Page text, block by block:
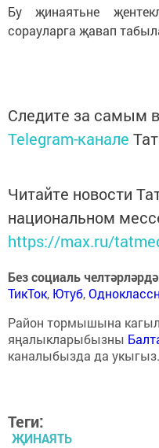
Бу җинаятьне
сорауларга җавап
Следите за самым
Telegram-канале
Читайте новости
национальном
https://max.ru/
Без социаль челтәрләрдә
ТикТок, Ютуб,
Район тормышына
яңалыкларыбызны
каналыбызда да укыгыз.
Теги:
ҖИНАЯТЬ